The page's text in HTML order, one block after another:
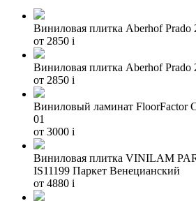
Виниловая плитка Aberhof Prado
от 2850 i
Виниловая плитка Aberhof Prado
от 2850 i
Виниловый ламинат FloorFactor
01
от 3000 i
Виниловая плитка VINILAM
IS11199 Паркет Венецианский
от 4880 i